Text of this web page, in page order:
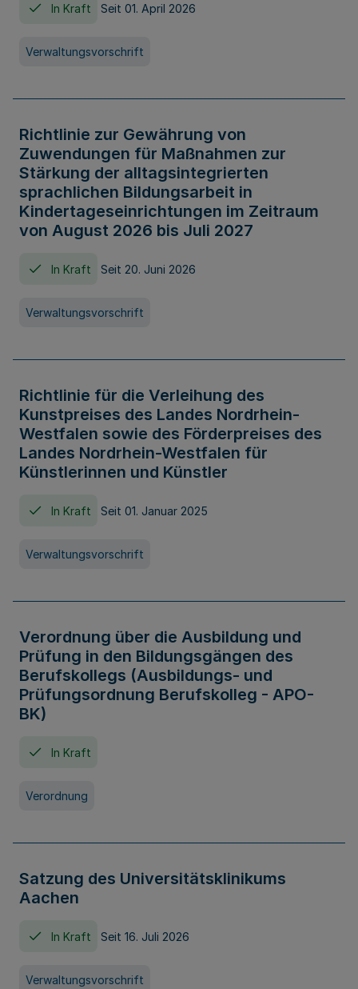
In Kraft Seit 01. April 2026
Verwaltungsvorschrift
Richtlinie zur Gewährung von
Zuwendungen für Maßnahmen zur
Stärkung der alltagsintegrierten
sprachlichen Bildungsarbeit in
Kindertageseinrichtungen im Zeitraum
von August 2026 bis Juli 2027
In Kraft Seit 20. Juni 2026
Verwaltungsvorschrift
Richtlinie für die Verleihung des
Kunstpreises des Landes Nordrhein-
Westfalen sowie des Förderpreises des
Landes Nordrhein-Westfalen für
Künstlerinnen und Künstler
In Kraft Seit 01. Januar 2025
Verwaltungsvorschrift
Verordnung über die Ausbildung und
Prüfung in den Bildungsgängen des
Berufskollegs (Ausbildungs- und
Prüfungsordnung Berufskolleg - APO-
BK)
In Kraft
Verordnung
Satzung des Universitätsklinikums
Aachen
In Kraft Seit 16. Juli 2026
Verwaltungsvorschrift